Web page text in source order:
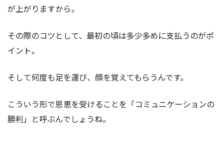
が上がりますから。
その際のコツとして、最初の頃は多少多めに支払うのがポ
イント。
そして何度も足を運び、顔を覚えてもらうんです。
こういう形で恩恵を受けることを「コミュニケーションの
勝利」と呼ぶんでしょうね。